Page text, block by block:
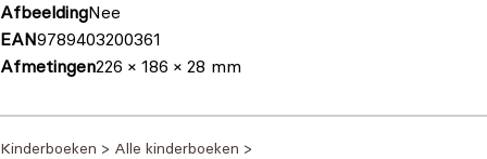
AfbeeldingNee
EAN9789403200361
Afmetingen226 × 186 × 28 mm
Kinderboeken > Alle kinderboeken >